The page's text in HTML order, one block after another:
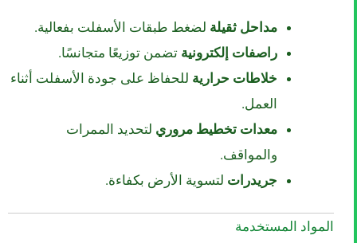
مداحل ثقيلة لضغط طبقات الأسفلت بفعالية.
راصفات إلكترونية تضمن توزيعًا متجانسًا.
خلاطات حرارية للحفاظ على جودة الأسفلت أثناء
العمل.
معدات تخطيط مروري لتحديد الممرات
والمواقف.
جريدرات لتسوية الأرض بكفاءة.
المواد المستخدمة